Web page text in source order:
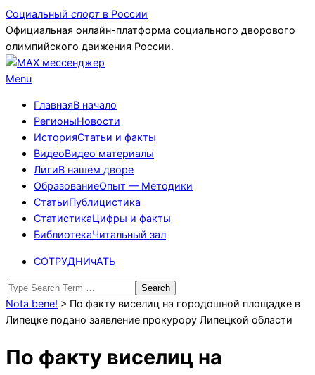
Skip
to
content
Социальный спорт в России
Официальная онлайн-платформа социального дворового
олимпийского движения России.
Primary
Menu
Menu
ГлавнаяВ начало
РегионыНовости
ИсторияСтатьи и факты
ВидеоВидео материалы
ЛигиВ нашем дворе
ОбразованиеОпыт — Методики
СтатьиПублицистика
СтатистикаЦифры и факты
БиблиотекаЧитальный зал
СОТРУДНИчАТЬ
Search
Nota bene! > По факту виселиц на городошной площадке в
Липецке подано заявление прокурору Липецкой области
По факту виселиц на